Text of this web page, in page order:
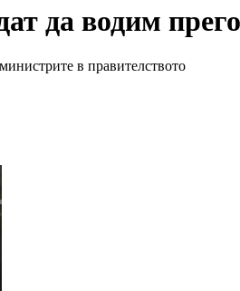
да водим
в правителството